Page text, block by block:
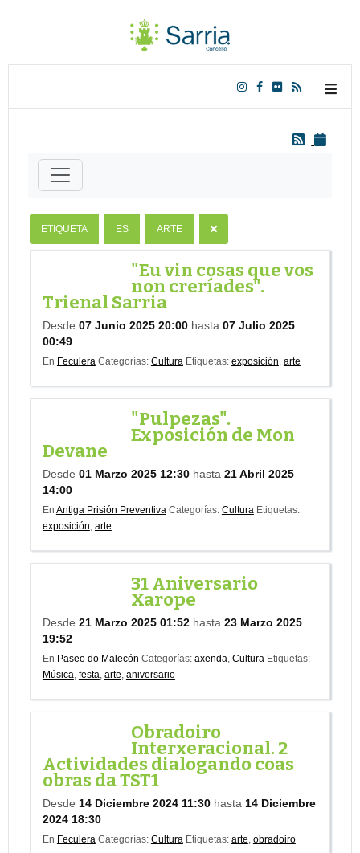
ETIQUETA ES ARTE
"Eu vin cosas que vos
non creríades".
Trienal Sarria
Desde 07 Junio 2025 20:00 hasta 07 Julio 2025
00:49
En Feculera Categorías: Cultura Etiquetas: exposición, arte
"Pulpezas".
Exposición de Mon
Devane
Desde 01 Marzo 2025 12:30 hasta 21 Abril 2025
14:00
En Antiga Prisión Preventiva Categorías: Cultura Etiquetas:
exposición, arte
31 Aniversario
Xarope
Desde 21 Marzo 2025 01:52 hasta 23 Marzo 2025
19:52
En Paseo do Malecón Categorías: axenda, Cultura Etiquetas:
Música, festa, arte, aniversario
Obradoiro
Interxeracional. 2
Actividades dialogando coas
obras da TST1
Desde 14 Diciembre 2024 11:30 hasta 14 Diciembre
2024 18:30
En Feculera Categorías: Cultura Etiquetas: arte, obradoiro